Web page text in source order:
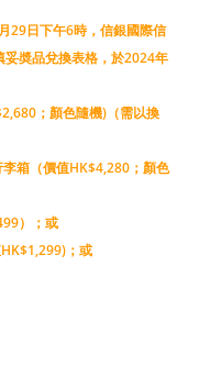
29日下午6時，信銀國際信
妥奬品兌換表格，於2024年
；顏色隨機)（需以換
箱（價值HK$4,280；顏色
）；或
；或